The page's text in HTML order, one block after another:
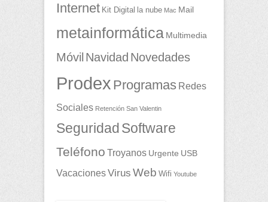
Internet Kit Digital la nube Mac Mail
metainformática Multimedia
Móvil Navidad Novedades
Prodex Programas Redes
Sociales Retención San Valentin
Seguridad Software
Teléfono Troyanos Urgente USB
VacacionesVirus Web Wifi Youtube